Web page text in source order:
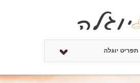
תפריט יוגלה